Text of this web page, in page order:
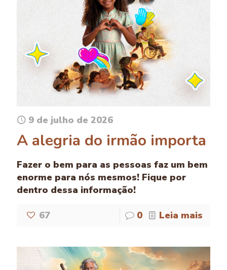
9 de julho de 2026
A alegria do irmão importa
Fazer o bem para as pessoas faz um bem
enorme para nós mesmos! Fique por
dentro dessa informação!
67 0 Leia mais